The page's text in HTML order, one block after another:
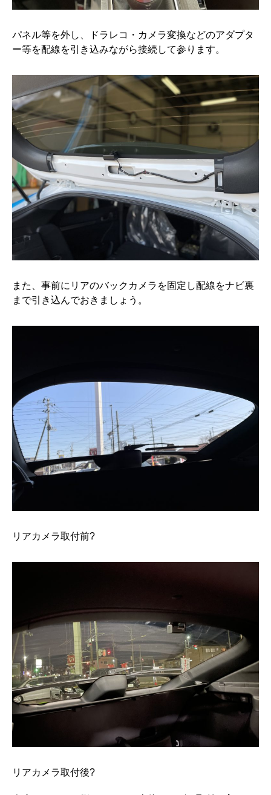
パネル等を外し、ドラレコ・カメラ変換などのアダプタ
ー等を配線を引き込みながら接続して参ります。
また、事前にリアのバックカメラを固定し配線をナビ裏
まで引き込んでおきましょう。
リアカメラ取付前?
リアカメラ取付後?